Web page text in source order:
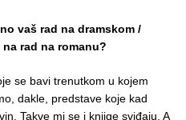
vaš rad na dramskom /
rad na romanu?
se bavi trenutkom u kojem
dakle, predstave koje kad
Takve mi se i knjige sviđaju. A